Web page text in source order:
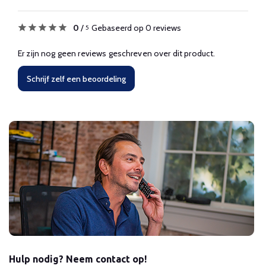
0 / 5 Gebaseerd op 0 reviews
Er zijn nog geen reviews geschreven over dit product.
Schrijf zelf een beoordeling
Hulp nodig? Neem contact op!